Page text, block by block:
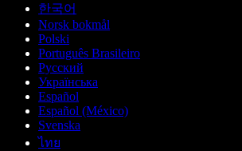
한국어
Norsk bokmål
Polski
Português Brasileiro
Русский
Українська
Español
Español (México)
Svenska
ไทย